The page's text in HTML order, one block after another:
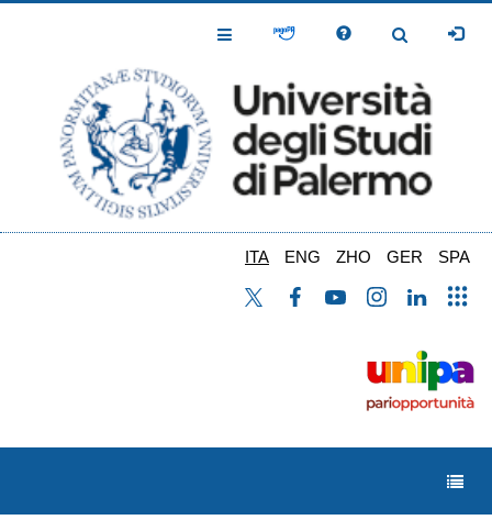
Toggle
Toggle
ITA ENG ZHO GER SPA